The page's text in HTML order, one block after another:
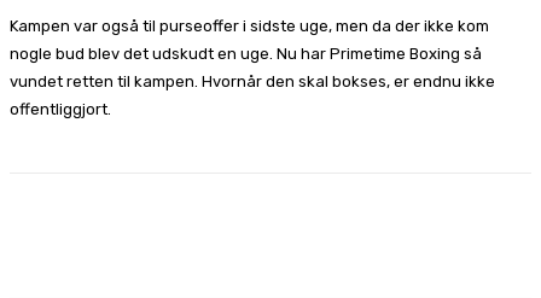
Kampen var også til purseoffer i sidste uge, men da der ikke kom
nogle bud blev det udskudt en uge. Nu har Primetime Boxing så
vundet retten til kampen. Hvornår den skal bokses, er endnu ikke
offentliggjort.